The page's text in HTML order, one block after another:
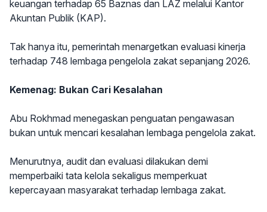
keuangan terhadap 65 Baznas dan LAZ melalui Kantor
Akuntan Publik (KAP).
Tak hanya itu, pemerintah menargetkan evaluasi kinerja
terhadap 748 lembaga pengelola zakat sepanjang 2026.
Kemenag: Bukan Cari Kesalahan
Abu Rokhmad menegaskan penguatan pengawasan
bukan untuk mencari kesalahan lembaga pengelola zakat.
Menurutnya, audit dan evaluasi dilakukan demi
memperbaiki tata kelola sekaligus memperkuat
kepercayaan masyarakat terhadap lembaga zakat.